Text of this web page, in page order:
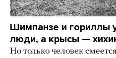
Шимпанзе и гориллы
люди, а крысы —
Но только человек